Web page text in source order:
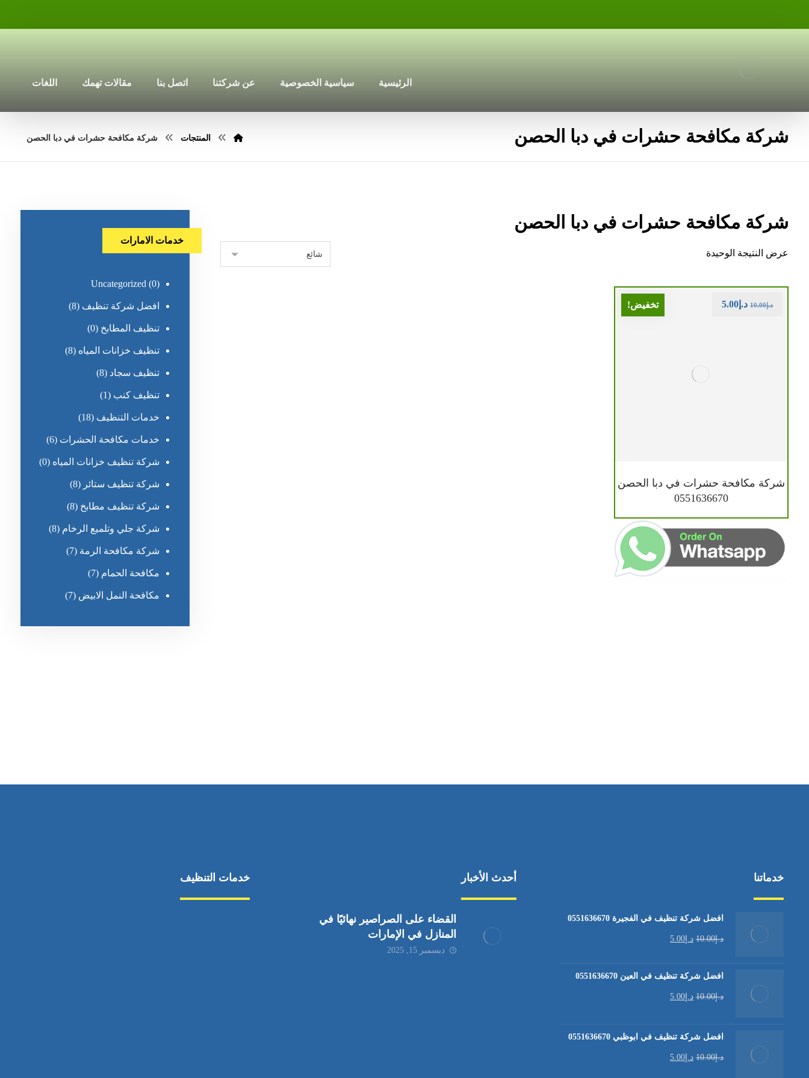
الرئيسية سياسية الخصوصية عن شركتنا اتصل بنا مقالات تهمك اللغات
شركة مكافحة حشرات في دبا الحصن المنتجات شركة مكافحة حشرات في دبا الحصن
شركة مكافحة حشرات في دبا الحصن
عرض النتيجة الوحيدة
تخفيض!
شركة مكافحة حشرات في دبا الحصن
0551636670
د.إ10.00 د.إ 5.00
خدمات الامارات
Uncategorized (0)
افضل شركة تنظيف (8)
تنظيف المطابخ (0)
تنظيف خزانات المياه (8)
تنظيف سجاد (8)
تنظيف كنب (1)
خدمات التنظيف (18)
خدمات مكافحة الحشرات (6)
شركة تنظيف خزانات المياه (0)
شركة تنظيف ستائر (8)
شركة تنظيف مطابخ (8)
شركة جلي وتلميع الرخام (8)
شركة مكافحة الرمة (7)
مكافحة الحمام (7)
مكافحة النمل الابيض (7)
خدماتنا
افضل شركة تنظيف في الفجيرة 0551636670
د.إ10.00 د.إ 5.00
افضل شركة تنظيف في العين 0551636670
د.إ10.00 د.إ 5.00
افضل شركة تنظيف في ابوظبي 0551636670
د.إ10.00 د.إ 5.00
أحدث الأخبار
القضاء على الصراصير نهائيًا في
المنازل في الإمارات
ديسمبر 15, 2025
خدمات التنظيف